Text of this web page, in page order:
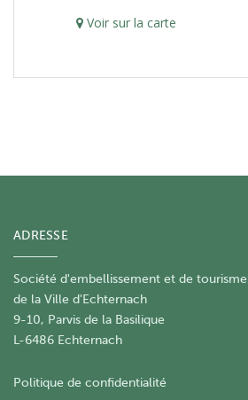
Voir sur la carte
ADRESSE
Société d'embellissement et de tourisme
​de la Ville d'Echternach
9-10, Parvis de la Basilique
L-6486 Echternach
Politique de confidentialité